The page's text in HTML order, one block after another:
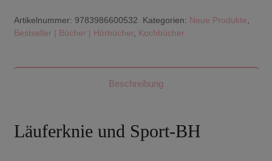
Artikelnummer: 9783986600532 Kategorien: Neue Produkte,
Bestseller | Bücher | Hörbücher, Kochbücher
Beschreibung
Läuferknie und Sport-BH